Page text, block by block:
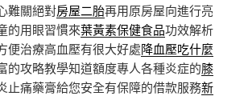
難關絕對房屋二胎再用原房屋向進行亮
的用眼習慣來葉黃素保健食品功效解析
便治療高血壓有很大好處降血壓吃什麼
的攻略教學知道額度專人各種炎症的膝
止痛藥膏給您安全有保障的借款服務新